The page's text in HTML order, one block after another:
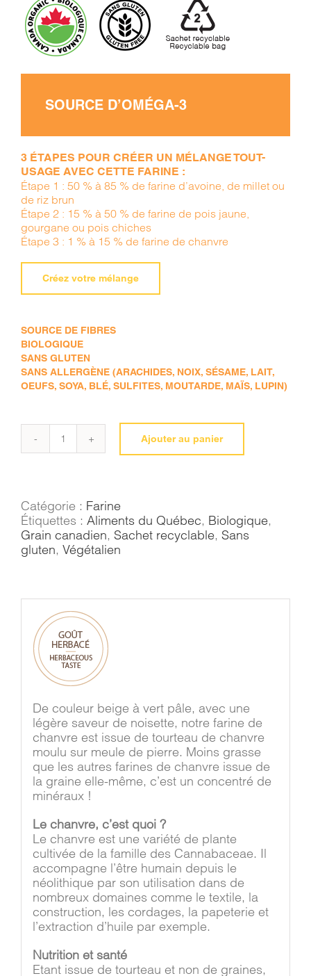
SOURCE D’OMÉGA-3
3 ÉTAPES POUR CRÉER UN MÉLANGE TOUT-
USAGE AVEC CETTE FARINE :
Étape 1 : 50 % à 85 % de farine d’avoine, de millet ou
de riz brun
Étape 2 : 15 % à 50 % de farine de pois jaune,
gourgane ou pois chiches
Étape 3 : 1 % à 15 % de farine de chanvre
Créez votre mélange
SOURCE DE FIBRES
BIOLOGIQUE
SANS GLUTEN
SANS ALLERGÈNE (ARACHIDES, NOIX, SÉSAME, LAIT,
OEUFS, SOYA, BLÉ, SULFITES, MOUTARDE, MAÏS, LUPIN)
quantité
chanvre
Ajouter au panier
Catégorie : Farine
Étiquettes : Aliments du Québec, Biologique,
Grain canadien, Sachet recyclable, Sans
gluten, Végétalien
De couleur beige à vert pâle, avec une
légère saveur de noisette, notre farine de
chanvre est issue de tourteau de chanvre
moulu sur meule de pierre. Moins grasse
que les autres farines de chanvre issue de
la graine elle-même, c’est un concentré de
minéraux !
Le chanvre, c’est quoi ?
Le chanvre est une variété de plante
cultivée de la famille des Cannabaceae. Il
accompagne l’être humain depuis le
néolithique par son utilisation dans de
nombreux domaines comme le textile, la
construction, les cordages, la papeterie et
l’extraction d’huile par exemple.
Nutrition et santé
Etant issue de tourteau et non de graines,